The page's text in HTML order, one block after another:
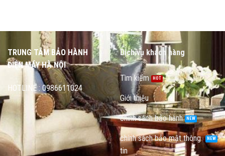
TRUNG TÂM BẢO HÀNH
ĐIỆN MÁY HÀ NỘI
HOTLINE : 0986611024
Dịch vụ khách hàng
Tìm kiếm
Giới thiệu
chính sách bảo hành
chính sách bảo mật thông
tin